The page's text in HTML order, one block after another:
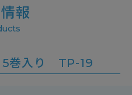
報
巻入り TP-19